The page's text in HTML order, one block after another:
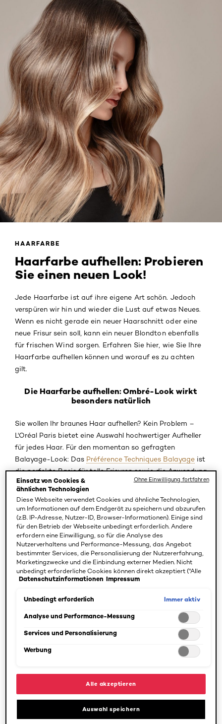
HAARFARBE
Haarfarbe aufhellen: Probieren
Sie einen neuen Look!
Jede Haarfarbe ist auf ihre eigene Art schön. Jedoch
verspüren wir hin und wieder die Lust auf etwas Neues.
Wenn es nicht gerade ein neuer Haarschnitt oder eine
neue Frisur sein soll, kann ein neuer Blondton ebenfalls
für frischen Wind sorgen. Erfahren Sie hier, wie Sie Ihre
Haarfarbe aufhellen können und worauf es zu achten
gilt.
Die Haarfarbe aufhellen: Ombré-Look wirkt
besonders natürlich
Sie wollen Ihr braunes Haar aufhellen? Kein Problem –
L'Oréal Paris bietet eine Auswahl hochwertiger Aufheller
für jedes Haar. Für den momentan so gefragten
Balayage-Look: Das Préférence Techniques Balayage ist
die perfekte Basis für tolle Frisuren sowie die Anwendung
weitererVivid Colors Produkte
Intensives Blond für mehr Ausdrucksstärke
Mit den Préférence Bleaches von L'Oréal Paris erzielen Sie
besonders intensive Ergebnisse. Insbesondere blondes
Haar wird mit dem Aufheller noch heller und strahlender.
Die Formulierung kommt ganz ohne Ammoniak aus und
sorgt mit pflegenden Ölen für ein geschmeidiges, leicht
behält Ihr Blond einen kühlen Unterton, der die Farbe klar
definiert. Für ein ausdrucksstarkes Platinblond eignet
Préférence Le Blonding Helles Platinblondideal
oder wählen Sie das9.1 Oslo Sehr helles Aschblond
für
einen hellen, aschblonden Farbton. Mit nur einer
Anwendung lässt sich Ihr Haar um bis zu neun Nuancen
und gelbstichigen Untertönen entgegen. Das Ergebnis ist
ein elegantes, kühles Blond!
Tipp:
Einsatz von Cookies &
ähnlichen Technologien
Diese Webseite verwendet Cookies und ähnliche Technologien,
um Informationen auf dem Endgerät zu speichern und abzurufen
(z.B. IP-Adresse, Nutzer-ID, Browser-Informationen). Einige sind
für den Betrieb der Webseite unbedingt erforderlich. Andere
erfordern eine Einwilligung, so für die Analyse des
Nutzerverhaltens und Performance-Messung, das Angebot
bestimmter Services, die Personalisierung der Nutzererfahrung,
Marketingzwecke und die Einbindung externer Medien. Nicht
unbedingt erforderliche Cookies können direkt akzeptiert ("Alle
akzeptieren") oder abgelehnt ("Ohne Einwilligung fortfahren")
ebenfalls möglich und speicherbar ("Auswahl speichern"). Die
angepasst werden. Für weitere Informationen s. unsere
Datenschutzinformationen Impressum
Unbedingt erforderlich Immer aktiv
Analyse und Performance-Messung
Services und Personalisierung
Werbung
Alle akzeptieren
Auswahl speichern
Ohne Einwilligung fortfahren